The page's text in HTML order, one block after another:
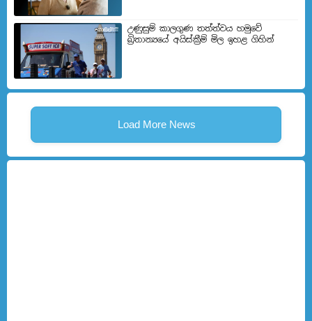
උණුසුම් කාලගුණ තත්ත්වය හමුවේ
බ්‍රිතාන්‍යයේ අයිස්ක්‍රීම් මිල ඉහළ ගිහින්
Load More News